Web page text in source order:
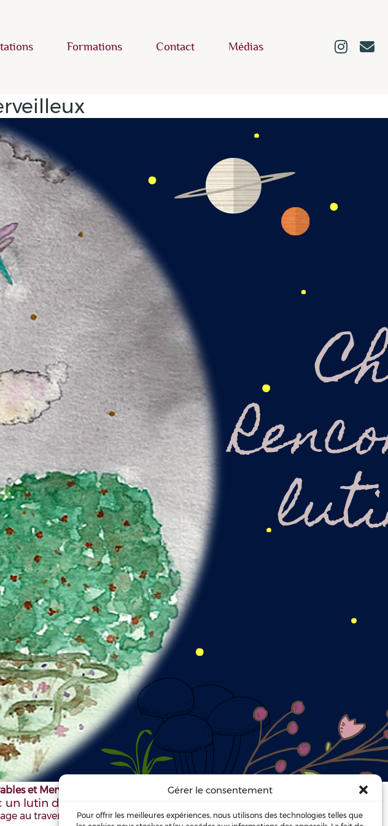
Gérer le consentement
Pour offrir les meilleures expériences, nous utilisons des technologies telles que
Formations Contact Médias
et Merveilleux
lutin de la nuit
au travers de la vie merveilleuse …